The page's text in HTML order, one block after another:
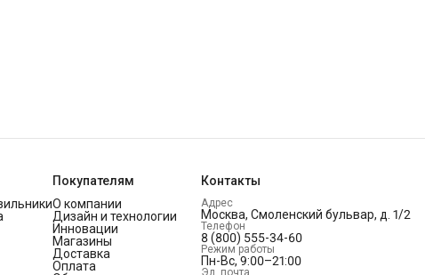
Покупателям
О компании
Дизайн и технологии
Инновации
Магазины
Доставка
Оплата
Контакты
Адрес
Москва, Смоленский бульвар, д. 1/2
Телефон
8 (800) 555-34-60
Режим работы
Пн-Вс, 9:00–21:00
Эл. почта